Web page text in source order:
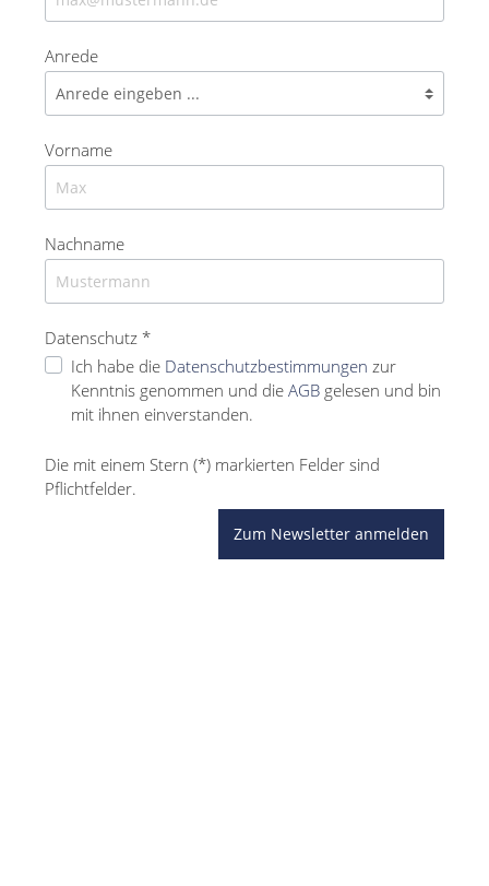
Anrede
Vorname
Nachname
Datenschutz *
Ich habe die Datenschutzbestimmungen zur
Kenntnis genommen und die AGB gelesen und bin
mit ihnen einverstanden.
Die mit einem Stern (*) markierten Felder sind
Pflichtfelder.
Zum Newsletter anmelden